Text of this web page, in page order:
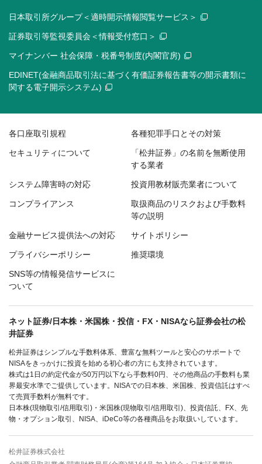
日本取引所グループ＜適時開示情報閲覧サービス＞
証券取引等監視委員会＜情報受付窓口＞
マイナンバー 社会保障・税番号制度(内閣官房)
EDINET(金融商品取引法に基づく有価証券報告書等の開示書類に
関する電子開示システム)
各口座取引規程 各種犯罪手口とその対策
セキュリティについて
「松井証券」の名前を無断使用
する業者
システム障害時の対応 投資用教材販売業者について
コンプライアンス
取扱商品のリスクおよび手数料
等の説明
金融サービス提供法への対応 サイトポリシー
プライバシーポリシー 推奨環境
SNS等の情報発信サービスに
ついて
ネット証券/日本株・米国株・投信・FX・NISAなら証券会社の松
井証券
松井証券はシンプルな手数料体系、豊富な無料ツールと安心のサポートで
NISAをきっかけに投資を始める初心者の方にも支持されています。
株式は1日の約定代金が50万円以下なら手数料0円、その他商品の手数料も業
界最安水準でご提供しています。NISAでの日本株、米国株、投資信託はすべ
て売買手数料が無料です。
日本株(現物取引/信用取引)・米国株(現物取引/信用取引)、投資信託、FX、先
物・オプション取引、NISA、iDeCo等の各種商品をお取扱いしています。
松井証券株式会社